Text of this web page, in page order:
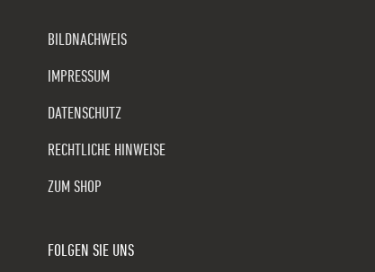
BILDNACHWEIS
IMPRESSUM
DATENSCHUTZ
RECHTLICHE HINWEISE
ZUM SHOP
FOLGEN SIE UNS